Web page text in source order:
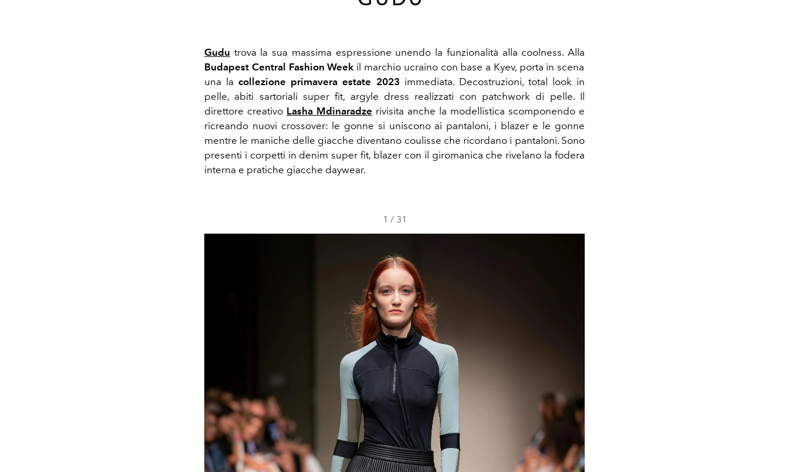
Gudu trova la sua massima espressione unendo la funzionalità alla coolness. Alla
Budapest Central Fashion Week il marchio ucraino con base a Kyev, porta in scena
una lacollezione primavera estate 2023 immediata. Decostruzioni, total look in
pelle, abiti sartoriali super fit, argyle dress realizzati con patchwork di pelle. Il
direttore creativo Lasha Mdinaradze rivisita anche la modellistica scomponendo e
ricreando nuovi crossover: le gonne si uniscono ai pantaloni, i blazer e le gonne
mentre le maniche delle giacche diventano coulisse che ricordano i pantaloni. Sono
presenti i corpetti in denim super fit, blazer con il giromanica che rivelano la fodera
interna e pratiche giacche daywear.
1 / 31